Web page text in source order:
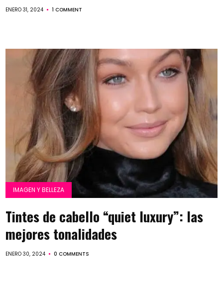
ENERO 31, 2024 1 COMMENT
IMAGEN Y BELLEZA
Tintes de cabello “quiet luxury”: las
mejores tonalidades
ENERO 30, 2024 0 COMMENTS